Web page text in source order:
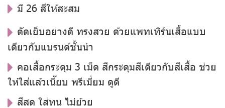
มี 26 สีให้สะสม
ตัดเย็บอย่างดี ทรงสวย ด้วยแพทเทิร์นเสื้อแบบ
เดียวกับแบรนด์ชั้นนำ
คอเสื้อกระดุม 3 เม็ด สีกระดุมสีเดียวกับสีเสื้อ ช่วย
ให้ใส่แล้วเนี๊ยบ พรีเมี่ยม ดูดี
สีสด ใส่ทน ไม่ย้วย